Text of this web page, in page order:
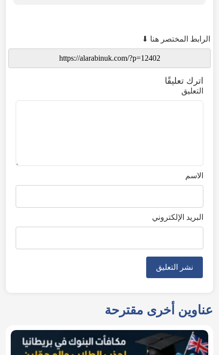
الرابط المختصر هنا ⬇
اترك تعليقًا
التعليق
الاسم
البريد الإلكتروني
عناوين أخرى مقترحة